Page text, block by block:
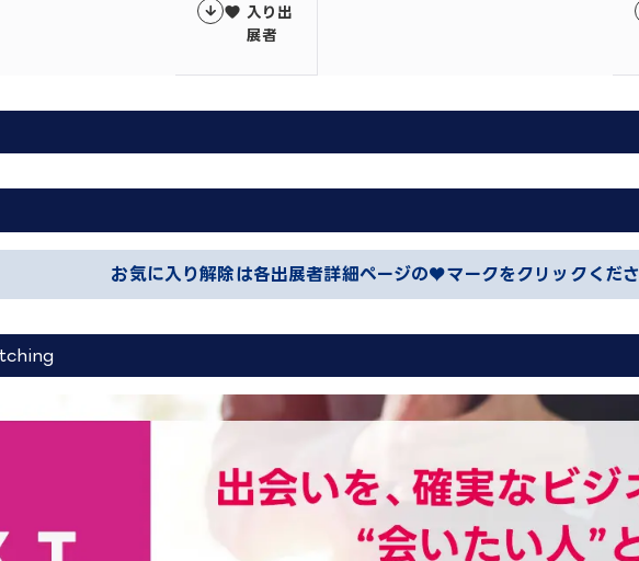
favorite 入り出
展者
お気に入り解除は各出展者詳細ページの♥マークをクリックくだ